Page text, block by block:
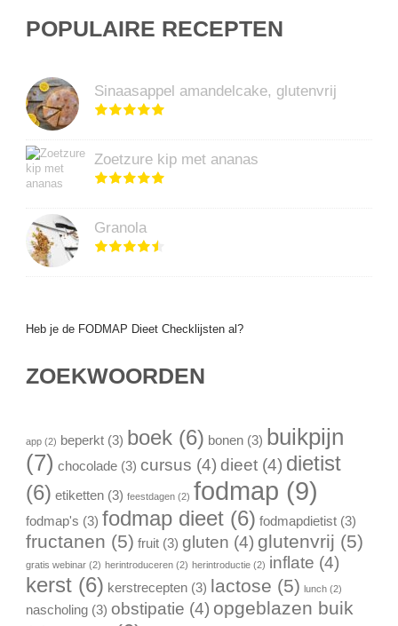
POPULAIRE RECEPTEN
Sinaasappel amandelcake, glutenvrij
Zoetzure kip met ananas
Granola
Heb je de FODMAP Dieet Checklijsten al?
ZOEKWOORDEN
app (2) beperkt (3) boek (6) bonen (3) buikpijn
(7) chocolade (3) cursus (4) dieet (4) dietist
(6) etiketten (3) feestdagen (2) fodmap (9)
fodmap's (3) fodmap dieet (6) fodmapdietist (3)
fructanen (5) fruit (3) gluten (4) glutenvrij (5)
gratis webinar (2) herintroduceren (2) herintroductie (2) inflate (4)
kerst (6) kerstrecepten (3) lactose (5) lunch (2)
nascholing (3) obstipatie (4) opgeblazen buik